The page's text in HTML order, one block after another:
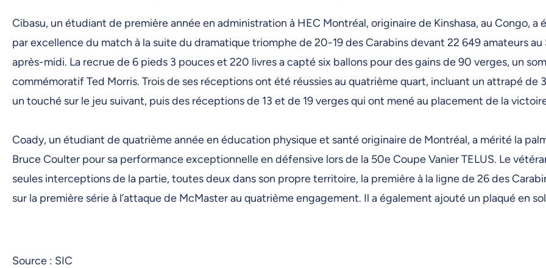
Cibasu, un étudiant de première année en administration à HEC Montréal, originaire de Kinshasa, au Congo,
par excellence du match à la suite du dramatique triomphe de 20-19 des Carabins devant 22 649 amateurs
après-midi. La recrue de 6 pieds 3 pouces et 220 livres a capté six ballons pour des gains de 90 verges, un
commémoratif Ted Morris. Trois de ses réceptions ont été réussies au quatrième quart, incluant un attrapé de
un touché sur le jeu suivant, puis des réceptions de 13 et de 19 verges qui ont mené au placement de la
Coady, un étudiant de quatrième année en éducation physique et santé originaire de Montréal, a mérité la
Bruce Coulter pour sa performance exceptionnelle en défensive lors de la 50e Coupe Vanier TELUS. Le
seules interceptions de la partie, toutes deux dans son propre territoire, la première à la ligne de 26 des
sur la première série à l’attaque de McMaster au quatrième engagement. Il a également ajouté un plaqué en
Source : SIC